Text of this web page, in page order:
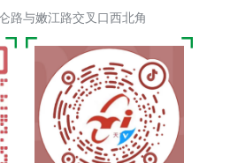
路与嫩江路交叉口西北角